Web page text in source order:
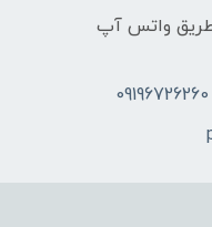
از طریق واتس آپ